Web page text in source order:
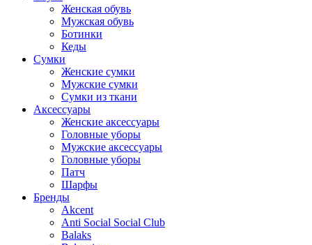
Женская обувь
Мужская обувь
Ботинки
Кеды
Сумки
Женские сумки
Мужские сумки
Сумки из ткани
Аксессуары
Женские аксессуары
Головные уборы
Мужские аксессуары
Головные уборы
Патч
Шарфы
Бренды
Akcent
Anti Social Social Club
Balaks